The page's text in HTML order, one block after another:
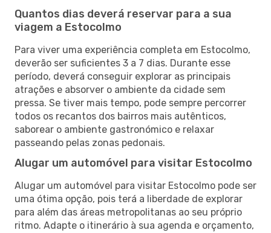
Quantos dias deverá reservar para a sua
viagem a Estocolmo
Para viver uma experiência completa em Estocolmo,
deverão ser suficientes 3 a 7 dias. Durante esse
período, deverá conseguir explorar as principais
atrações e absorver o ambiente da cidade sem
pressa. Se tiver mais tempo, pode sempre percorrer
todos os recantos dos bairros mais autênticos,
saborear o ambiente gastronómico e relaxar
passeando pelas zonas pedonais.
Alugar um automóvel para visitar Estocolmo
Alugar um automóvel para visitar Estocolmo pode ser
uma ótima opção, pois terá a liberdade de explorar
para além das áreas metropolitanas ao seu próprio
ritmo. Adapte o itinerário à sua agenda e orçamento,